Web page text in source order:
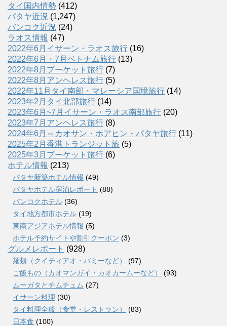
タイ国内情勢 (412)
パタヤ近況 (1,247)
バンコク近況 (24)
ラオス情報 (47)
2022年6月イサーン・ラオス旅行 (16)
2022年6月・7月ベトナム旅行 (13)
2022年8月プーケット旅行 (7)
2022年8月アンヘレス旅行 (5)
2022年11月タイ南部・マレーシア国境旅行 (14)
2023年2月タイ北部旅行 (14)
2023年6月~7月イサーン・ラオス南部旅行 (20)
2023年7月アンヘレス旅行 (8)
2024年6月～カオサン・ホアヒン・パタヤ旅行 (11)
2025年2月香港トランジット旅 (5)
2025年3月プーケット旅行 (6)
ホテル情報 (213)
パタヤ新築ホテル情報 (49)
パタヤホテル宿泊レポート (88)
バンコクホテル (36)
タイ地方都市ホテル (19)
東南アジアホテル情報 (5)
ホテル予約サイトや割引クーポン (3)
グルメレポート (928)
麺類（クイティアオ・バミーなど）
(97)
ご飯もの（カオマンガイ・カオカームーなど）
(93)
ムーガタとチムチュム (27)
イサーン料理 (30)
タイ料理全般（食堂・レストラン）
(83)
日本食 (100)